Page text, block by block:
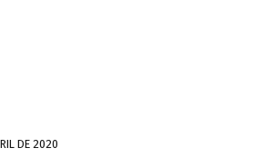
DE 2020